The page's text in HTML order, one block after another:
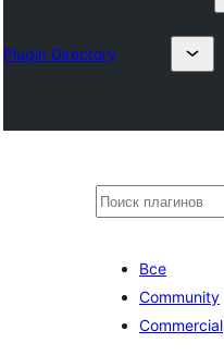
Plugin Directory
Поиск
Все
Community
Commercial